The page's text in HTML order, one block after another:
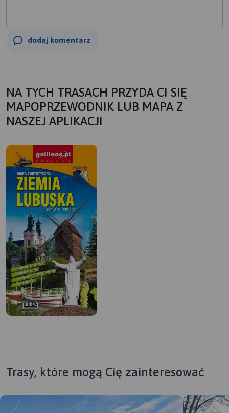
dodaj komentarz
NA TYCH TRASACH PRZYDA CI SIĘ
MAPOPRZEWODNIK LUB MAPA Z
NASZEJ APLIKACJI
Trasy, które mogą Cię zainteresować